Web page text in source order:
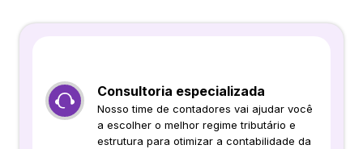
Consultoria especializada
Nosso time de contadores vai ajudar você
a escolher o melhor regime tributário e
estrutura para otimizar a contabilidade da